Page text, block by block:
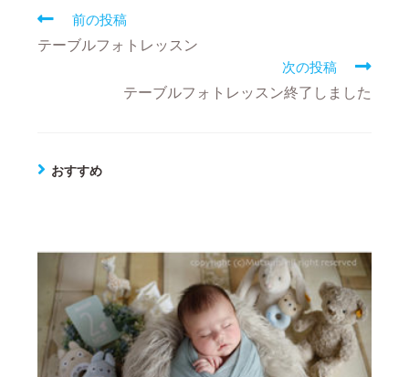
前の投稿
テーブルフォトレッスン
次の投稿
テーブルフォトレッスン終了しました
おすすめ